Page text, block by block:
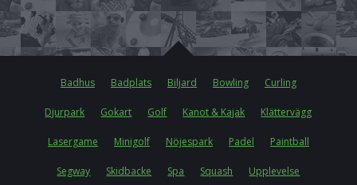
Badhus Badplats Biljard Bowling Curling
Djurpark Gokart Golf Kanot & Kajak Klättervägg
Lasergame Minigolf Nöjespark Padel Paintball
Segway Skidbacke Spa Squash Upplevelse